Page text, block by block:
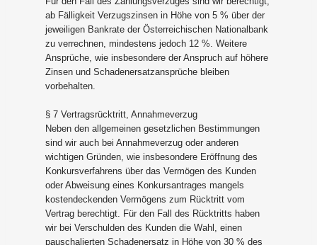
ab Fälligkeit Verzugszinsen in Höhe von 5 % über der
jeweiligen Bankrate der Österreichischen Nationalbank
zu verrechnen, mindestens jedoch 12 %. Weitere
Ansprüche, wie insbesondere der Anspruch auf höhere
Zinsen und Schadenersatzansprüche bleiben
vorbehalten.
§ 7 Vertragsrücktritt, Annahmeverzug
Neben den allgemeinen gesetzlichen Bestimmungen
sind wir auch bei Annahmeverzug oder anderen
wichtigen Gründen, wie insbesondere Eröffnung des
Konkursverfahrens über das Vermögen des Kunden
oder Abweisung eines Konkursantrages mangels
kostendeckenden Vermögens zum Rücktritt vom
Vertrag berechtigt. Für den Fall des Rücktritts haben
wir bei Verschulden des Kunden die Wahl, einen
pauschalierten Schadenersatz in Höhe von 30 % des